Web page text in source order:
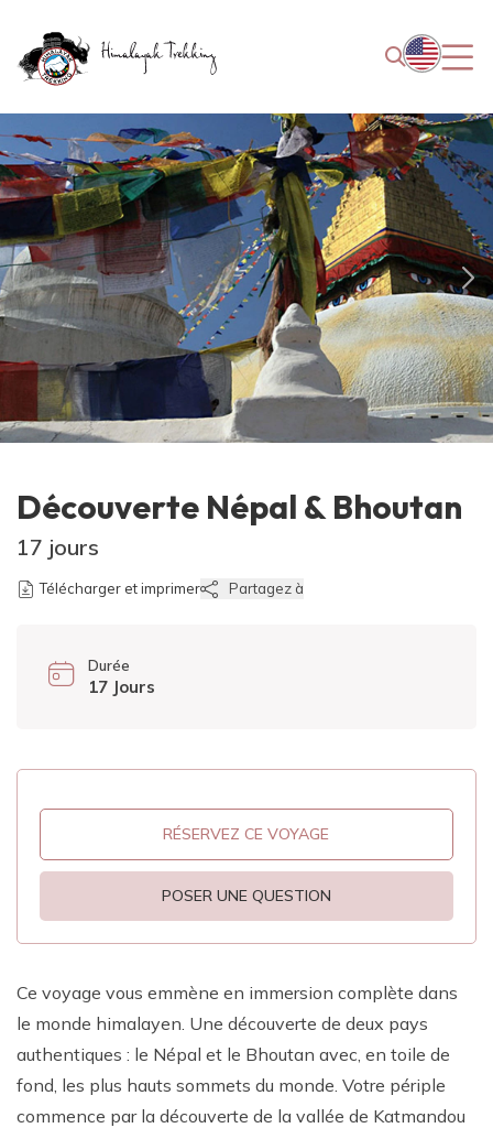
Découverte Népal & Bhoutan
17 jours
Télécharger et imprimer Partagez à
Durée
17 Jours
RÉSERVEZ CE VOYAGE
POSER UNE QUESTION
Ce voyage vous emmène en immersion complète dans
le monde himalayen. Une découverte de deux pays
authentiques : le Népal et le Bhoutan avec, en toile de
fond, les plus hauts sommets du monde. Votre périple
commence par la découverte de la vallée de Katmandou